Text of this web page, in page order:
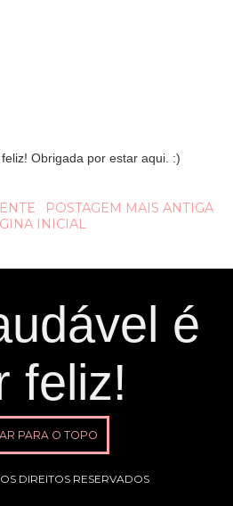
Obrigada por estar aqui. :)
POSTAGEM MAIS ANTIGA
INICIAL
é
feliz!
PARA O TOPO
DIREITOS RESERVADOS